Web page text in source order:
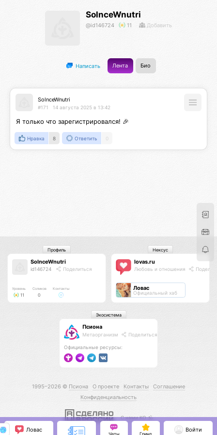
SolnceWnutri
@id146724 11 Добавить
Написать Лента Био
SolnceWnutri
#171 14 августа 2025 в 13:42
Я только что зарегистрировался! 🎉
Нравка 8 Ответить 0
SolnceWnutri
id146724 Поделиться
Уровень
11
Соликов
0
Контакты
Профиль
lovas.ru
Любовь и отношения
Ловас
Официальный хаб
Нексус
Псиона
Метаорганизм Поделиться
Официальные ресурсы:
Экосистема
1995–2026 © Псиона О проекте Контакты
Соглашение
Конфиденциальность
С нами КО 🕉️
Ловас
Чаты Гринд
Войти